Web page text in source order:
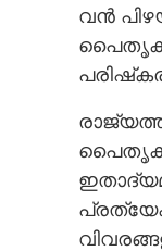
വന്‍